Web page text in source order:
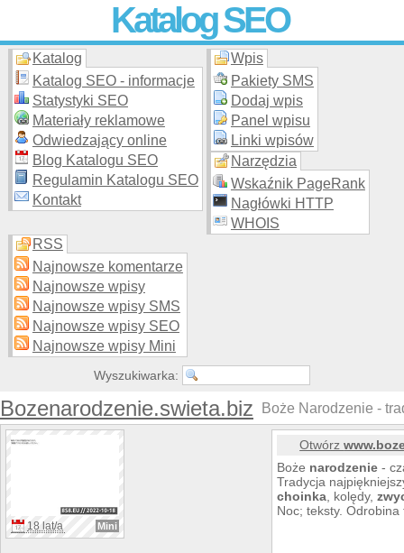
Katalog SEO
Skuteczna i promocja stron WWW –
moderowanego katalogu za darmo!
Katalog
Katalog SEO - informacje
Statystyki SEO
Materiały reklamowe
Odwiedzający online
Blog Katalogu SEO
Regulamin Katalogu SEO
Kontakt
Wpis
Pakiety SMS
Dodaj wpis
Panel wpisu
Linki wpisów
Narzędzia
Wskaźnik PageRank
Nagłówki HTTP
WHOIS
RSS
Najnowsze komentarze
Najnowsze wpisy
Najnowsze wpisy SMS
Najnowsze wpisy SEO
Najnowsze wpisy Mini
Wyszukiwarka:
Bozenarodzenie.swieta.biz Boże Narodzenie -
18 lat/a Mini
Otwórz
Boże narodzenie -
Tradycja
choinka , kolędy,
Noc; teksty.